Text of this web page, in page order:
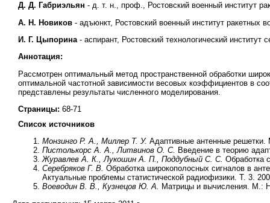
Д. Д. Габриэльян - д. т. н., проф., Ростовский военный институт
А. Н. Новиков - адъюнкт, Ростовский военный институт ракетных
И. Г. Цыпорина - аспирант, Ростовский технологический
Аннотация:
Рассмотрен оптимальный метод пространственной обработки
оптимальной частотной зависимости весовых коэффициентов в
представлены результаты численного моделирования.
Страницы: 68-71
Список источников
Монзинго Р. А., Миллер Т. У. Адаптивные антенные
Пистолькорс А. А., Литвинов О. С. Введение в теорию
Журавлев А. К., Лукошин А. П., Поддубный С. С. Обработка
Серебряков Г. В. Обработка широкополосных сигналов в
Актуальные проблемы статистической радиофизики. Т. 3.
Воеводин В. В., Кузнецов Ю. А. Матрицы и вычисления. М.: